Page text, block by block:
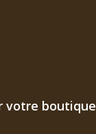
votre boutique